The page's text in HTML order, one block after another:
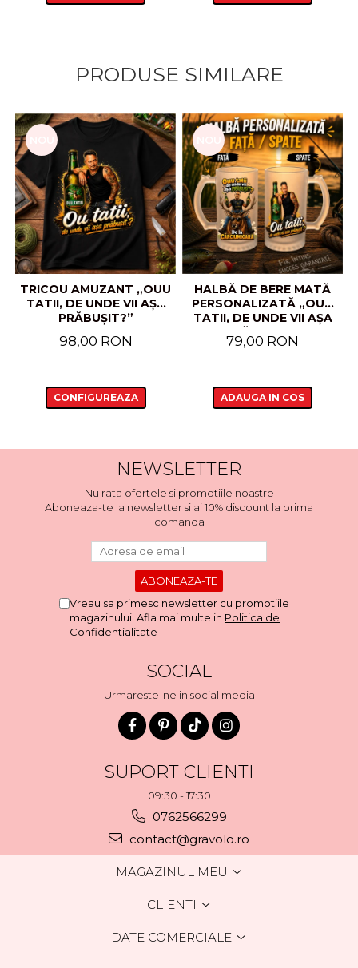
PRODUSE SIMILARE
TRICOU AMUZANT „OUU
TATII, DE UNDE VII AȘA
PRĂBUȘIT?”
98,00 RON
CONFIGUREAZA
HALBĂ DE BERE MATĂ
PERSONALIZATĂ „OUU
TATII, DE UNDE VII AȘA
PRĂBUȘIT?”
79,00 RON
ADAUGA IN COS
NEWSLETTER
Nu rata ofertele si promotiile noastre
Aboneaza-te la newsletter si ai 10% discount la prima
comanda
Vreau sa primesc newsletter cu promotiile
magazinului. Afla mai multe in Politica de
Confidentialitate
SOCIAL
Urmareste-ne in social media
SUPORT CLIENTI
09:30 - 17:30
0762566299
contact@gravolo.ro
MAGAZINUL MEU
CLIENTI
DATE COMERCIALE